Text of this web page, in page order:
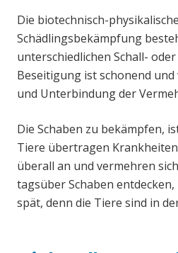
Die biotechnisch-physikalische
Schädlingsbekämpfung
unterschiedlichen Schall-
Beseitigung ist schonend
und Unterbindung der
Die Schaben zu bekämpfen,
Tiere übertragen
überall an und vermehren
tagsüber Schaben
spät, denn die Tiere sind in